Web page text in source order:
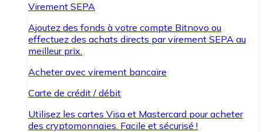
Virement SEPA
Ajoutez des fonds à votre compte Bitnovo ou
effectuez des achats directs par virement SEPA au
meilleur prix.
Acheter avec virement bancaire
Carte de crédit / débit
Utilisez les cartes Visa et Mastercard pour acheter
des cryptomonnaies. Facile et sécurisé !